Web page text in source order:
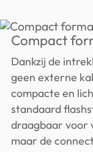
Compact
Dankzij de
geen externe
compacte en
standaard
draagbaar voor
maar de